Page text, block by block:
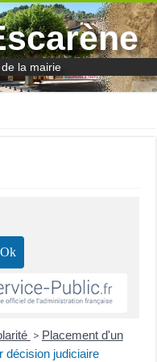
la mairie
> Placement d'un
décision judiciaire